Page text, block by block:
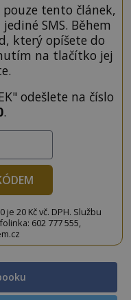
tento článek,
SMS. Během
který opíšete do
na tlačítko jej
odešlete na číslo
.
20 Kč vč. DPH. Službu
602 777 555,